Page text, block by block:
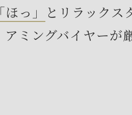
「ほっ」 と リラックス
アミングバイヤーが